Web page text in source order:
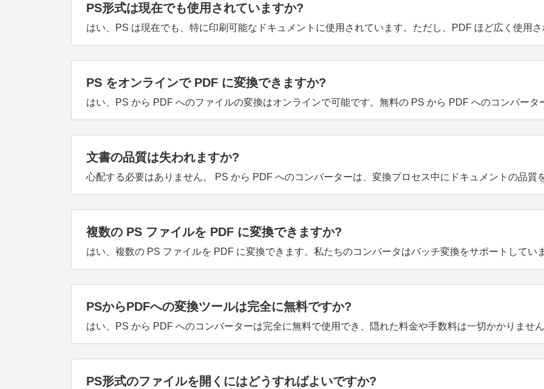
PS形式は現在でも使用されていますか?
はい、PS は現在でも、特に印刷可能なドキュメントに使用されています。ただし、PDF ほど広く使用さ
PS をオンラインで PDF に変換できますか?
はい、PS から PDF へのファイルの変換はオンラインで可能です。無料の PS から PDF へのコンバータ
文書の品質は失われますか?
心配する必要はありません。 PS から PDF へのコンバーターは、変換プロセス中にドキュメントの品質
複数の PS ファイルを PDF に変換できますか?
はい、複数の PS ファイルを PDF に変換できます。私たちのコンバータはバッチ変換をサポートしてい
PSからPDFへの変換ツールは完全に無料ですか?
はい、PS から PDF へのコンバーターは完全に無料で使用でき、隠れた料金や手数料は一切かかりません
PS形式のファイルを開くにはどうすればよいですか?